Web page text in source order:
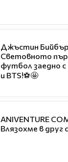
Джъстин Бийбър
Световното
футбол заедно
и BTS!⚽🤩
ANIVENTURE
Влязохме в друг